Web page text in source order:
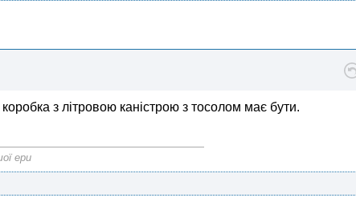
з літровою каністрою з тосолом має бути.
ери